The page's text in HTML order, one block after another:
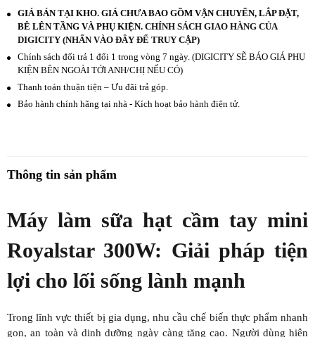
GIÁ BÁN TẠI KHO. GIÁ CHƯA BAO GỒM VẬN CHUYỂN, LẮP ĐẶT,
BÊ LÊN TẦNG VÀ PHỤ KIỆN. CHÍNH SÁCH GIAO HÀNG CỦA
DIGICITY (NHẤN VÀO ĐÂY ĐỂ TRUY CẬP)
Chính sách đổi trả 1 đổi 1 trong vòng 7 ngày. (DIGICITY SẼ BÁO GIÁ PHỤ
KIỆN BÊN NGOÀI TỚI ANH/CHỊ NẾU CÓ)
Thanh toán thuận tiện – Ưu đãi trả góp.
Bảo hành chính hãng tại nhà - Kích hoạt bảo hành điện tử.
Thông tin sản phẩm
Máy làm sữa hạt cầm tay mini
Royalstar 300W: Giải pháp tiện
lợi cho lối sống lành mạnh
Trong lĩnh vực thiết bị gia dụng, nhu cầu chế biến thực phẩm nhanh
gọn, an toàn và dinh dưỡng ngày càng tăng cao. Người dùng hiện